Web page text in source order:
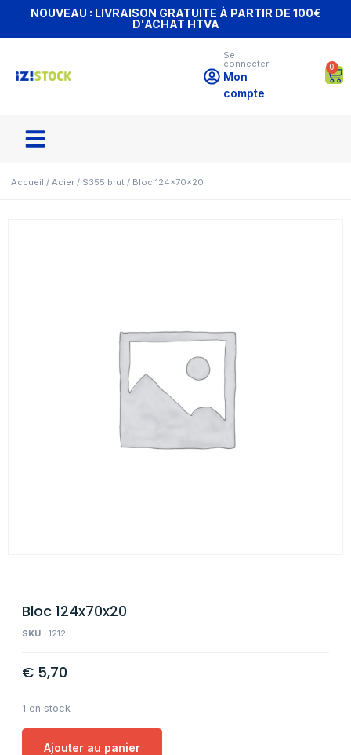
NOUVEAU : LIVRAISON GRATUITE À PARTIR DE 100€
D'ACHAT HTVA
Se
connecter
Mon
compte
0
Accueil / Acier / S355 brut / Bloc 124x70x20
Bloc 124x70x20
SKU : 1212
€ 5,70
1 en stock
Ajouter au panier